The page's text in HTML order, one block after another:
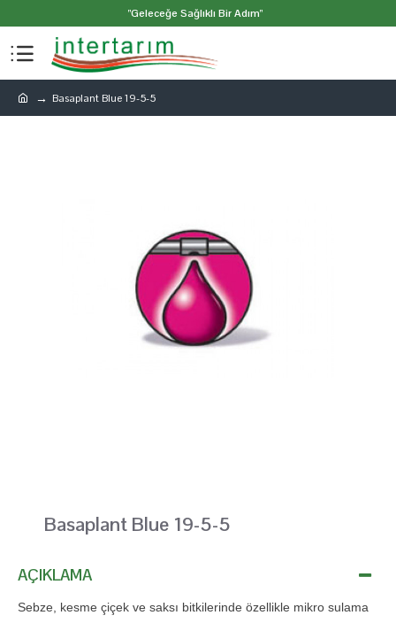
"Geleceğe Sağlıklı Bir Adım"
Basaplant Blue 19-5-5
Basaplant Blue 19-5-5
AÇIKLAMA
Sebze, kesme çiçek ve saksı bitkilerinde özellikle mikro sulama